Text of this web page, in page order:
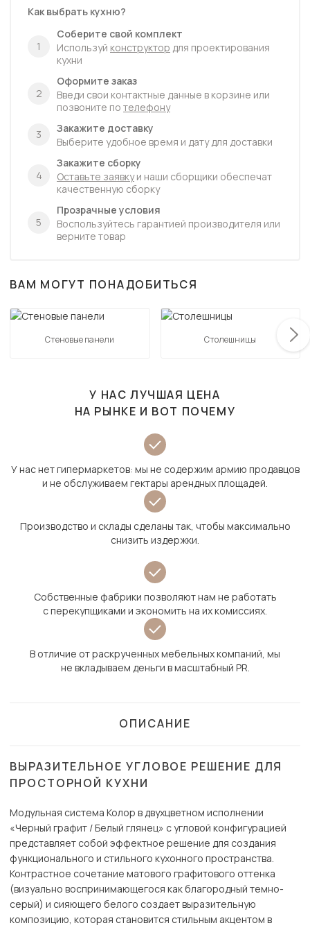
Столешница 305*60 R9 1U 5270 Дуб
классический
В наличии
6770
Как выбрать кухню?
1
Соберите свой комплект
Используй конструктор для проектирования
кухни
2
Оформите заказ
Введи свои контактные данные в корзине или
позвоните по телефону
3
Закажите доставку
Выберите удобное время и дату для доставки
4
Закажите сборку
Оставьте заявкуи наши сборщики обеспечат
качественную сборку
5
Прозрачные условия
Воспользуйтесь гарантией производителя или
верните товар
ВАМ МОГУТ ПОНАДОБИТЬСЯ
Стеновые панели Столешницы
У НАС ЛУЧШАЯ ЦЕНА
НА РЫНКЕ И ВОТ ПОЧЕМУ
У нас нет гипермаркетов: мы не содержим армию продавцов
и не обслуживаем гектары арендных площадей.
Производство и склады сделаны так, чтобы максимально
снизить издержки.
Собственные фабрики позволяют нам не работать
с перекупщиками и экономить на их комиссиях.
В отличие от раскрученных мебельных компаний, мы
не вкладываем деньги в масштабный PR.
ОПИСАНИЕ
ВЫРАЗИТЕЛЬНОЕ УГЛОВОЕ РЕШЕНИЕ ДЛЯ
ПРОСТОРНОЙ КУХНИ
Модульная система Колор в двухцветном исполнении
«Черный графит / Белый глянец» с угловой конфигурацией
представляет собой эффектное решение для создания
функционального и стильного кухонного пространства.
Контрастное сочетание матового графитового оттенка
(визуально воспринимающегося как благородный темно-
серый) и сияющего белого создает выразительную
композицию, которая становится стильным акцентом в